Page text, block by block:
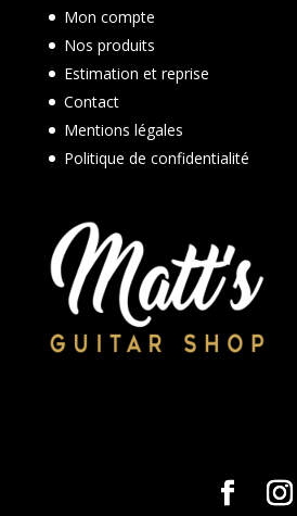
Mon compte
Nos produits
Estimation et reprise
Contact
Mentions légales
Politique de confidentialité